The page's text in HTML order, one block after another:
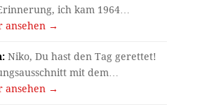
ich kam 1964…
ansehen →
Niko, Du hast den Tag gerettet!
mit dem…
ansehen →